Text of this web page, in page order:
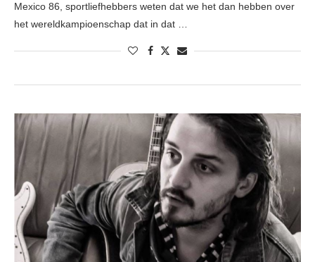
Mexico 86, sportliefhebbers weten dat we het dan hebben over
het wereldkampioenschap dat in dat …